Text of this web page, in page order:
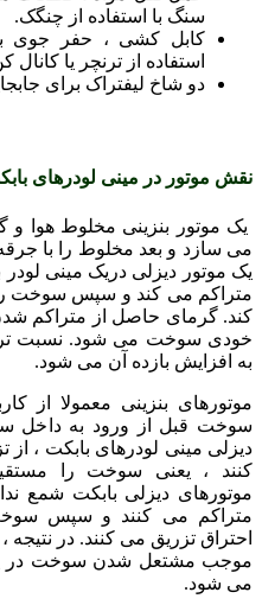
سنگ با استفاده از چنگک.
کابل کشی ، حفر جوی
استفاده از ترنچر یا کانال
دو شاخ لیفتراک برای
نقش موتور در مینی لودرهای
یک موتور بنزینی مخلوط هوا و
می سازد و بعد مخلوط را با
یک موتور دیزلی دریک مینی لودر
متراکم می کند و سپس سوخت
کند. گرمای حاصل از متراکم
خودی سوخت می شود. نسبت
به افزایش بازده آن می شود.
موتورهای بنزینی معمولا از
سوخت قبل از ورود به داخل
دیزلی مینی لودرهای بابکت ،
کنند ، یعنی سوخت را
موتورهای دیزلی بابکت شمع
متراکم می کنند و سپس
احتراق تزریق می کنند. در
موجب مشتعل شدن سوخت در یک
می شود.